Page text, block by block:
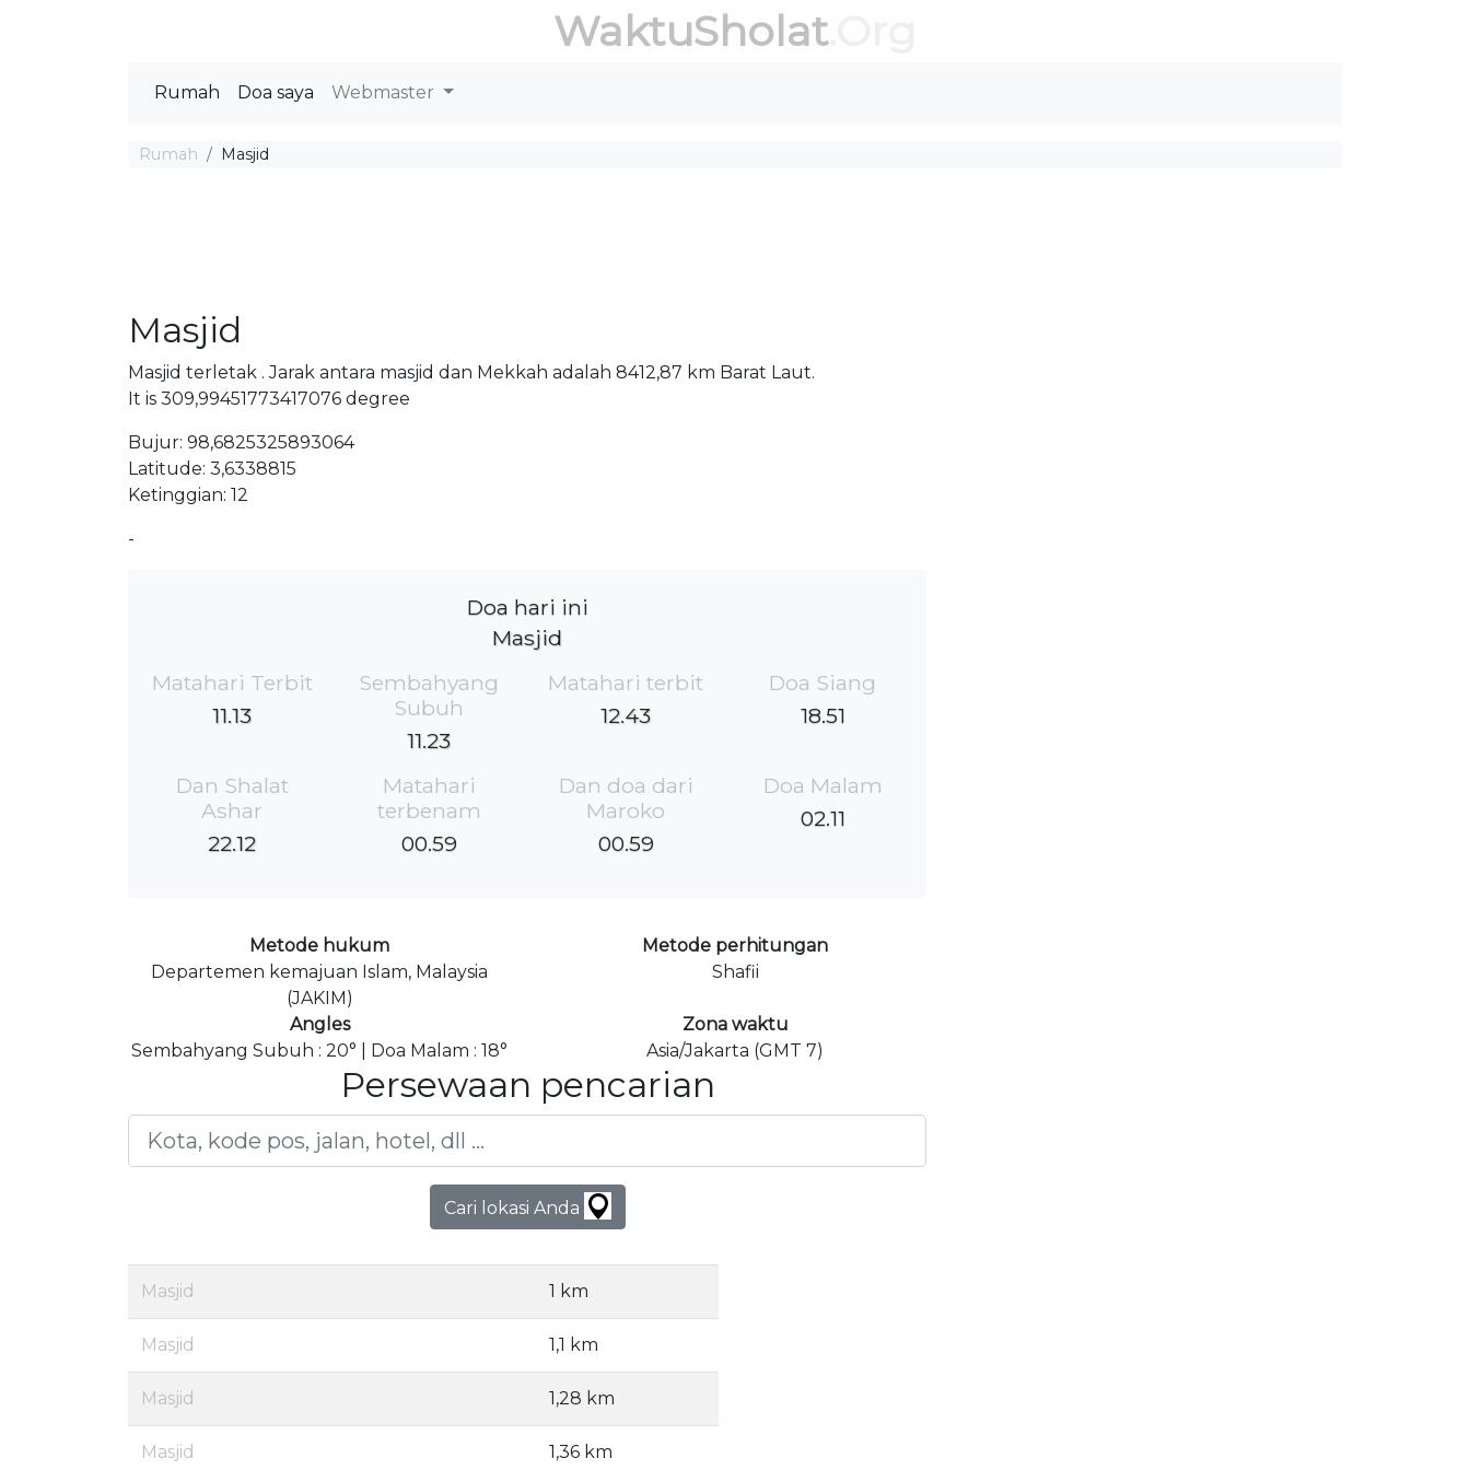
WaktuSholat.Org
Rumah Doa saya Webmaster
Rumah Masjid
Masjid
Masjid terletak . Jarak antara masjid dan Mekkah adalah 8412,87 km Barat Laut.
It is 309,99451773417076 degree
Bujur: 98,6825325893064
Latitude: 3,6338815
Ketinggian: 12
-
Doa hari ini
Masjid
Matahari Terbit
11.13
Sembahyang
Subuh
11.23
Matahari terbit
12.43
Doa Siang
18.51
Dan Shalat
Ashar
22.12
Matahari
terbenam
00.59
Dan doa dari
Maroko
00.59
Doa Malam
02.11
Metode hukum
Departemen kemajuan Islam, Malaysia
(JAKIM)
Metode perhitungan
Shafii
Angles
Sembahyang Subuh : 20° | Doa Malam : 18°
Zona waktu
Asia/Jakarta (GMT 7)
Persewaan pencarian
Cari lokasi Anda
Masjid 1 km
Masjid 1,1 km
Masjid 1,28 km
Masjid 1,36 km